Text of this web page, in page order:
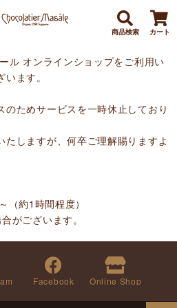
商品検索 カート
ル オンラインショップをご利用い
ます。
ためサービスを一時休止しており
たしますが、何卒ご理解賜りますよ
約1時間程度）
がございます。
Facebook Online Shop